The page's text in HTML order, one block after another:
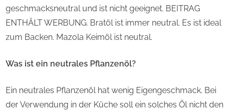
geschmacksneutral und ist nicht geeignet. BEITRAG
ENTHÄLT WERBUNG. Bratöl ist immer neutral. Es ist ideal
zum Backen. Mazola Keimöl ist neutral.
Was ist ein neutrales Pflanzenöl?
Ein neutrales Pflanzenöl hat wenig Eigengeschmack. Bei
der Verwendung in der Küche soll ein solches Öl nicht den